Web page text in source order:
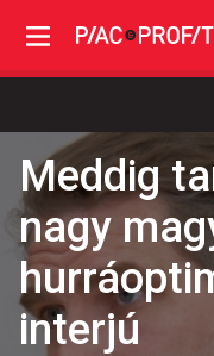
Meddig
nagy
interjú